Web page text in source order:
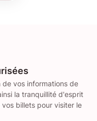
vos informations de
la tranquillité d'esprit
billets pour visiter le